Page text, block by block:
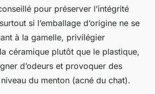
pour préserver l’intégrité
si l’emballage d’origine ne se
à la gamelle, privilégier
céramique plutôt que le plastique,
d’odeurs et provoquer des
du menton (acné du chat).